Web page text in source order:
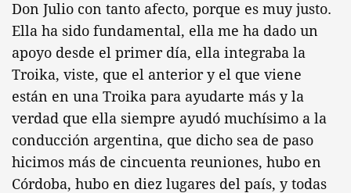
Don Julio con tanto afecto, porque es muy justo.
Ella ha sido fundamental, ella me ha dado un
apoyo desde el primer día, ella integraba la
Troika, viste, que el anterior y el que viene
están en una Troika para ayudarte más y la
verdad que ella siempre ayudó muchísimo a la
conducción argentina, que dicho sea de paso
hicimos más de cincuenta reuniones, hubo en
Córdoba, hubo en diez lugares del país, y todas